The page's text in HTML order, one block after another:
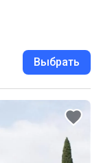
Выбрать